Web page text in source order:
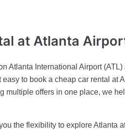
at Atlanta
Atlanta International Airport
to book a cheap car rental at
multiple offers in one place, we
the flexibility to explore Atlanta